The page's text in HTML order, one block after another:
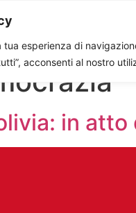
tua esperienza di
acconsenti al nostro
in